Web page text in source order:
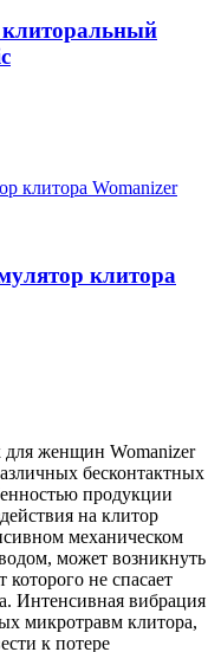
клитора
женщин Womanizer
бесконтактных
продукции
на клитор
механическом
может возникнуть
не спасает
Интенсивная вибрация
микротравм клитора,
к потере